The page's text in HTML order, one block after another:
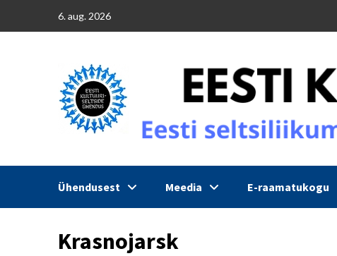
6. aug. 2026
Ühendusest Meedia E-raamatukogu
Krasnojarsk